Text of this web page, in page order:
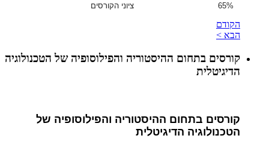
65% ציוני הקורסים
הקודם
הבא >
קורסים בתחום ההיסטוריה והפילוסופיה של הטכנולוגיה
הדיגיטלית
קורסים בתחום ההיסטוריה והפילוסופיה של
הטכנולוגיה הדיגיטלית